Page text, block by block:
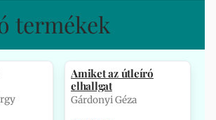
termékek
Amiket az útleíró
elhallgat
Gárdonyi Géza